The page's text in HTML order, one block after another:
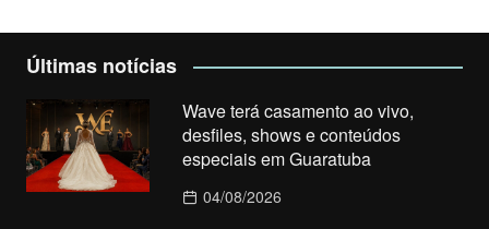
Últimas notícias
Wave terá casamento ao vivo,
desfiles, shows e conteúdos
especiais em Guaratuba
04/08/2026